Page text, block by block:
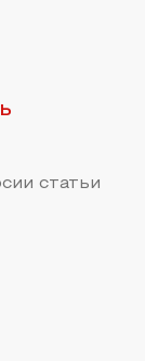
статьи